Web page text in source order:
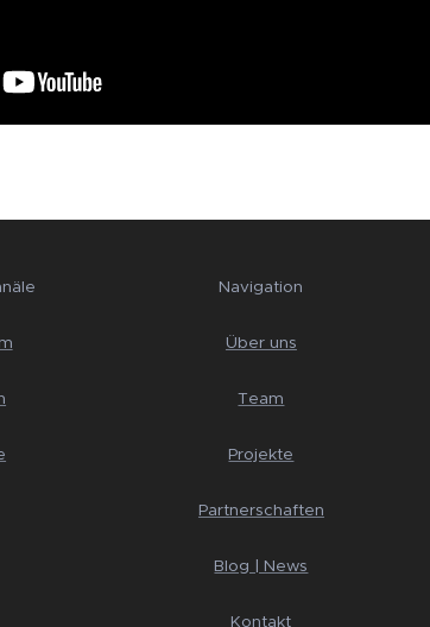
Navigation
Über uns
Team
Projekte
Partnerschaften
Blog | News
Kontakt